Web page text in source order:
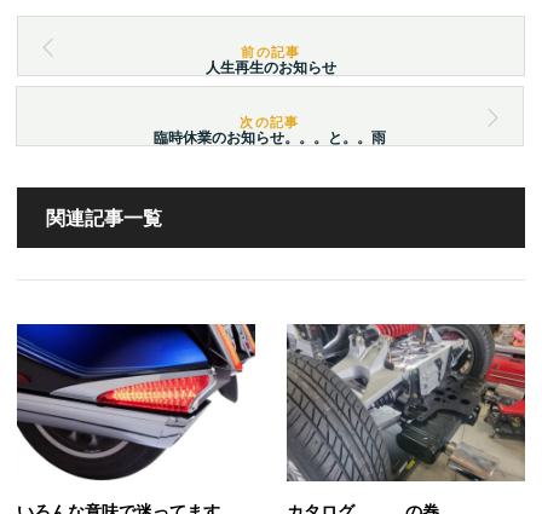
人生再生のお知らせ
臨時休業のお知らせ。。。と。。雨
関連記事一覧